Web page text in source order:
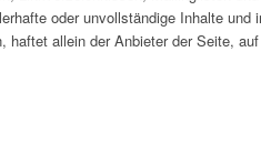
oder unvollständige Inhalte und
allein der Anbieter der Seite,